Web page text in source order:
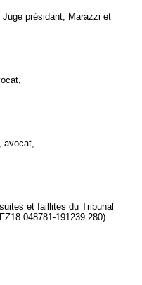
présidant, Marazzi et
avocat,
et faillites du Tribunal
191239 280).